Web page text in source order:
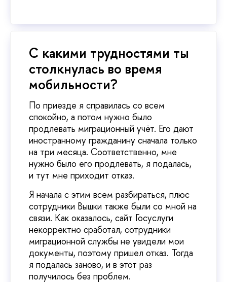
С какими трудностями ты
столкнулась во время
мобильности?
По приезде я справилась со всем
спокойно, а потом нужно было
продлевать миграционный учёт. Его дают
иностранному гражданину сначала только
на три месяца. Соответственно, мне
нужно было его продлевать, я подалась,
и тут мне приходит отказ.
Я начала с этим всем разбираться, плюс
сотрудники Вышки также были со мной на
связи. Как оказалось, сайт Госуслуги
некорректно сработал, сотрудники
миграционной службы не увидели мои
документы, поэтому пришел отказ. Тогда
я подалась заново, и в этот раз
получилось без проблем.